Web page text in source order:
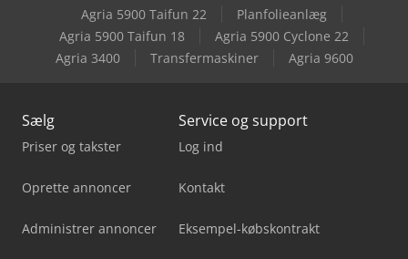
Xerox Kopimaskine
Xerox Printer
Agria 5900 Taifun 22
Planfolieanlæg
Agria 5900 Taifun 18
Agria 5900 Cyclone 22
Agria 3400
Transfermaskiner Agria 9600
Sælg
Priser og takster
Oprette annoncer
Administrer annoncer
Service og support
Log ind
Kontakt
Eksempel-købskontrakt